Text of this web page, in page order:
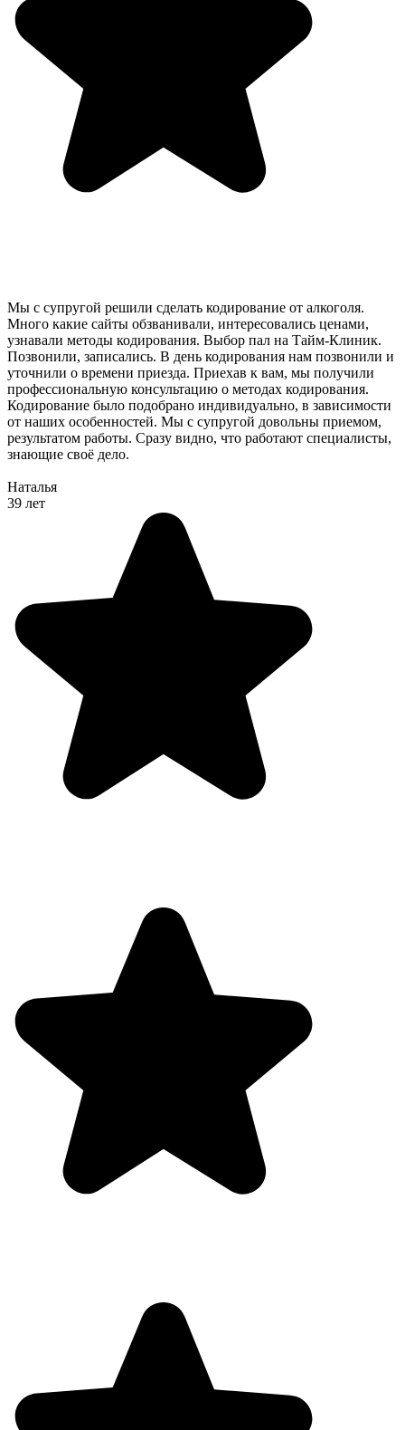
Мы с супругой решили сделать кодирование от алкоголя.
Много какие сайты обзванивали, интересовались ценами,
узнавали методы кодирования. Выбор пал на Тайм-Клиник.
Позвонили, записались. В день кодирования нам позвонили и
уточнили о времени приезда. Приехав к вам, мы получили
профессиональную консультацию о методах кодирования.
Кодирование было подобрано индивидуально, в зависимости
от наших особенностей. Мы с супругой довольны приемом,
результатом работы. Сразу видно, что работают специалисты,
знающие своё дело.
Наталья
39 лет